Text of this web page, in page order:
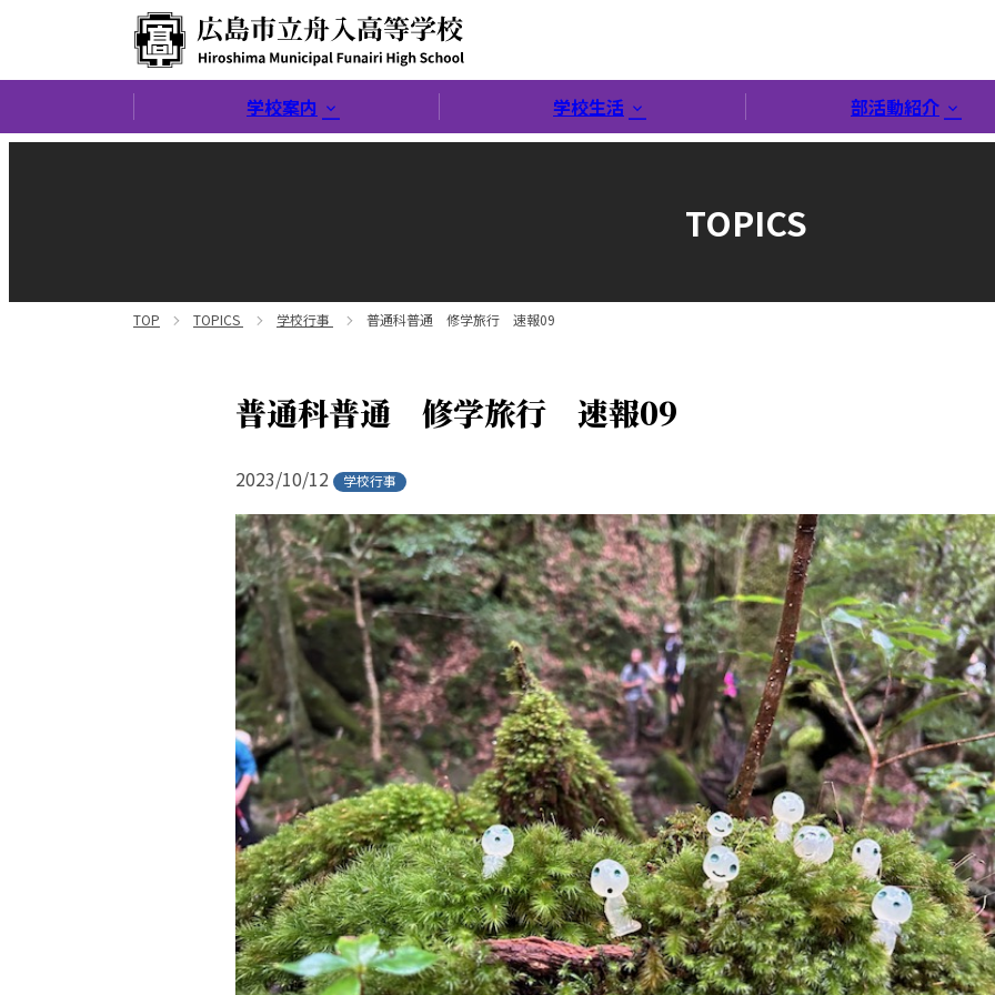
広島市立舟入高等学校
学校案内
学校生活 部活動紹介
TOPICS
TOP TOPICS 学校行事 普通科普通 修学旅行 速報09
普通科普通 修学旅行 速報09
2023/10/12 学校行事